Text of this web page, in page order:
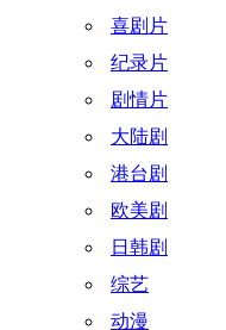
喜剧片
纪录片
剧情片
大陆剧
港台剧
欧美剧
日韩剧
综艺
动漫